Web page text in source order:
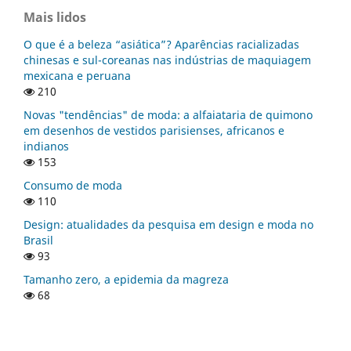
Mais lidos
O que é a beleza “asiática”? Aparências racializadas
chinesas e sul-coreanas nas indústrias de maquiagem
mexicana e peruana
210
Novas "tendências" de moda: a alfaiataria de quimono
em desenhos de vestidos parisienses, africanos e
indianos
153
Consumo de moda
110
Design: atualidades da pesquisa em design e moda no
Brasil
93
Tamanho zero, a epidemia da magreza
68